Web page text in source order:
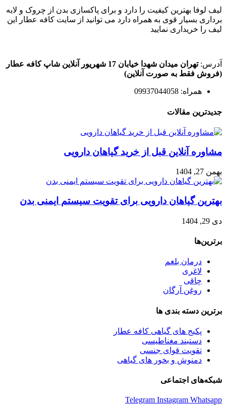
لیف لوفا بهترین کیفیت را دارد و برای پاکسازی بدن از چروک و لایه
برداری بسیار قوی به همراه دارد می توانید از سایت کافه عطار این
لیف را خریداری نمایید
آدرس:تهران میدان شهدا خیابان 17 شهریور آنلاین شاپ کافه عطار
(فروش فقط به صورت آنلاین)
همراه: 09937044058
جدیدترین مقالات
مشاوره آنلاین قبل از خرید گیاهان دارویی
بهمن 27, 1404
بهترین گیاهان دارویی برای تقویت سیستم ایمنی بدن
دی 29, 1404
برترین‌ها
درمان بلغم
لاغری
چاقی
روغن آرگان
برترین‌ دسته بندی ها
پکیج های گیاهی کافه عطار
دستبند مغناطیسی
تقویت قوای جنسی
دمنوش و بخور های گیاهی
شبکه‌های اجتماعی
Telegram Instagram Whatsapp